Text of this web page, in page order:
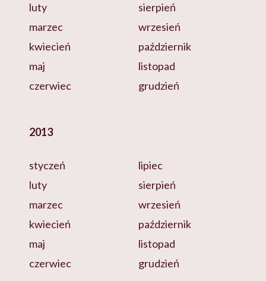
luty
marzec
kwiecień
maj
czerwiec
sierpień
wrzesień
październik
listopad
grudzień
2013
styczeń
luty
marzec
kwiecień
maj
czerwiec
lipiec
sierpień
wrzesień
październik
listopad
grudzień